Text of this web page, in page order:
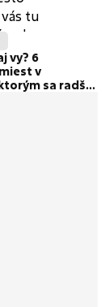
vy? 6
v
sa radšej